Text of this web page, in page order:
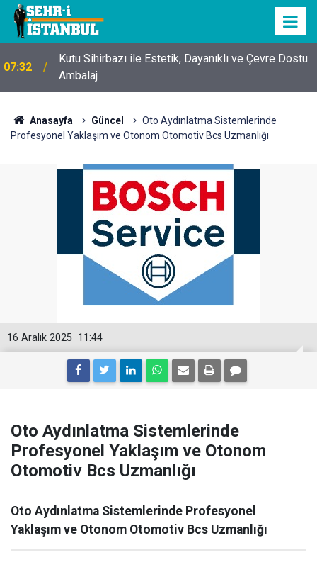
07:32
Kutu Sihirbazı ile Estetik, Dayanıklı ve Çevre Dostu
Ambalaj
Anasayfa Güncel
Oto Aydınlatma Sistemlerinde
Profesyonel Yaklaşım ve Otonom Otomotiv Bcs Uzmanlığı
11:44
16 Aralık 2025
Oto Aydınlatma Sistemlerinde
Profesyonel Yaklaşım ve Otonom
Otomotiv Bcs Uzmanlığı
Oto Aydınlatma Sistemlerinde Profesyonel
Yaklaşım ve Otonom Otomotiv Bcs Uzmanlığı